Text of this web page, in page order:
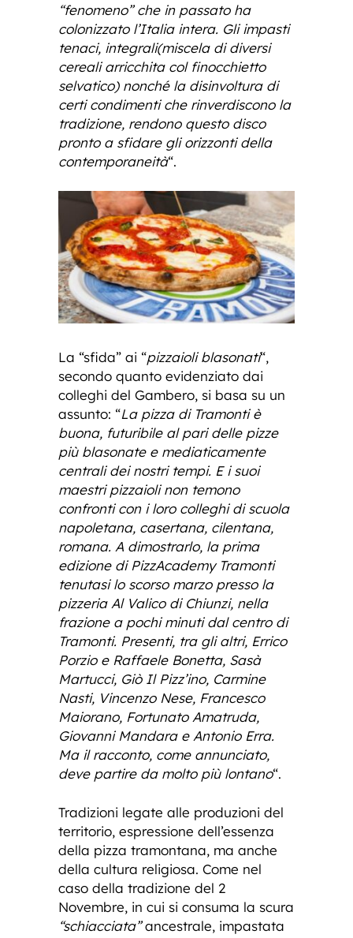
“fenomeno” che in passato ha
colonizzato l’Italia intera. Gli impasti
tenaci, integrali(miscela di diversi
cereali arricchita col finocchietto
selvatico) nonché la disinvoltura di
certi condimenti che rinverdiscono la
tradizione, rendono questo disco
pronto a sfidare gli orizzonti della
contemporaneità“.
La “sfida” ai “pizzaioli blasonati“,
secondo quanto evidenziato dai
colleghi del Gambero, si basa su un
assunto: “La pizza di Tramonti è
buona, futuribile al pari delle pizze
più blasonate e mediaticamente
centrali dei nostri tempi. E i suoi
maestri pizzaioli non temono
confronti con i loro colleghi di scuola
napoletana, casertana, cilentana,
romana. A dimostrarlo, la prima
edizione di PizzAcademy Tramonti
tenutasi lo scorso marzo presso la
pizzeria Al Valico di Chiunzi, nella
frazione a pochi minuti dal centro di
Tramonti. Presenti, tra gli altri, Errico
Porzio e Raffaele Bonetta, Sasà
Martucci, Giò Il Pizz’ino, Carmine
Nasti, Vincenzo Nese, Francesco
Maiorano, Fortunato Amatruda,
Giovanni Mandara e Antonio Erra.
Ma il racconto, come annunciato,
deve partire da molto più lontano“.
Tradizioni legate alle produzioni del
territorio, espressione dell’essenza
della pizza tramontana, ma anche
della cultura religiosa. Come nel
caso della tradizione del 2
Novembre, in cui si consuma la scura
“schiacciata”ancestrale, impastata